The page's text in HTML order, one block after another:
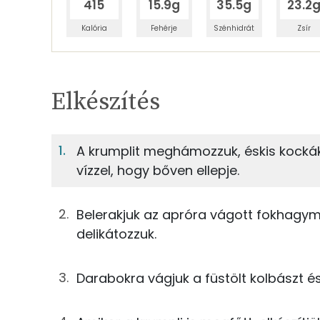
415
Kalória
15.9g
Fehérje
35.5g
Szénhidrát
23.2g
Zsír
250g burgonya
50g kolbász
3gsertészsír
2gfinomliszt
TÁPANYAGTARTALOM
3%
Fehérje
Elkészítés
A krumplit meghámozzuk, éskis
vízzel, hogy bőven ellepje.
Belerakjuk az apróra vágott
delikátozzuk.
Darabokra vágjuk a füstölt kolbászt